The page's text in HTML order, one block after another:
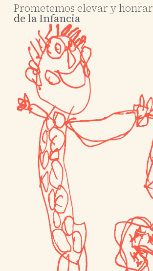
Prometemos elevar y honrar
de la Infancia